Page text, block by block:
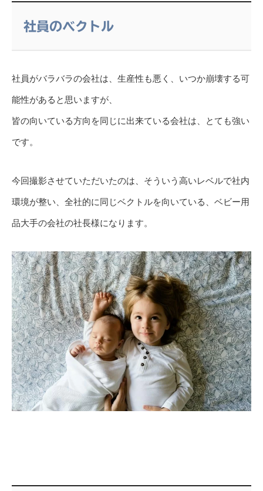
社員のベクトル
社員がバラバラの会社は、生産性も悪く、いつか崩壊する可
能性があると思いますが、
皆の向いている方向を同じに出来ている会社は、とても強い
です。
今回撮影させていただいたのは、そういう高いレベルで社内
環境が整い、全社的に同じベクトルを向いている、ベビー用
品大手の会社の社長様になります。